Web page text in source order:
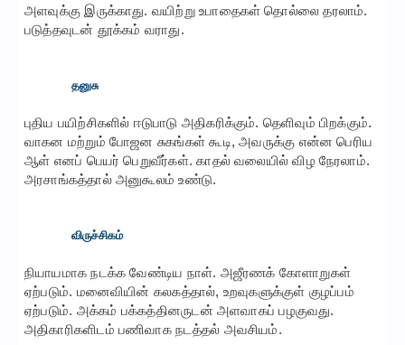
அளவுக்கு இருக்காது. வயிற்று உபாதைகள் தொல்லை தரலாம்.
படுத்தவுடன் தூக்கம் வராது.
தனுசு
புதிய பயிற்சிகளில் ஈடுபாடு அதிகரிக்கும். தெளிவும் பிறக்கும்.
வாகன மற்றும் போஜன சுகங்கள் கூடி, அவருக்கு என்ன பெரிய
ஆள் எனப் பெயர் பெறுவீர்கள். காதல் வலையில் விழ நேரலாம்.
அரசாங்கத்தால் அனுகூலம் உண்டு.
விருச்சிகம்
நியாயமாக நடக்க வேண்டிய நாள். அஜீரணக் கோளாறுகள்
ஏற்படும். மனைவியின் கலகத்தால், உறவுகளுக்குள் குழப்பம்
ஏற்படும். அக்கம் பக்கத்தினருடன் அளவாகப் பழகுவது.
அதிகாரிகளிடம் பணிவாக நடத்தல் அவசியம்.